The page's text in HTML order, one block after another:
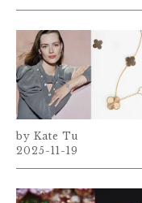
Kate Tu
2025-11-19